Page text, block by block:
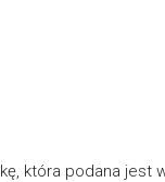
która podana jest